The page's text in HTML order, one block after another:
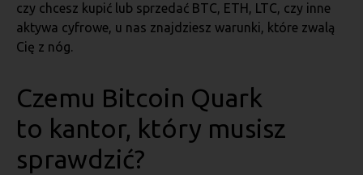
czy chcesz kupić lub sprzedać BTC, ETH, LTC, czy inne
aktywa cyfrowe, u nas znajdziesz warunki, które zwalą
Cię z nóg.
Czemu Bitcoin Quark
to kantor, który musisz
sprawdzić?